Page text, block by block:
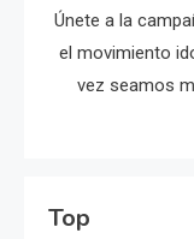
Únete a la
el movimiento
vez seamos
Top